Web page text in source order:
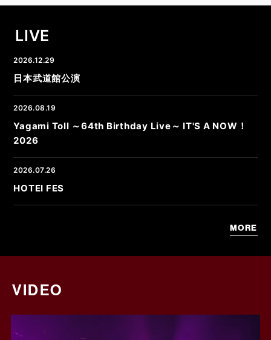
LIVE
2026.12.29
日本武道館公演
2026.08.19
Yagami Toll ～64th Birthday Live～ IT'S A NOW！
2026
2026.07.26
HOTEI FES
MORE
VIDEO